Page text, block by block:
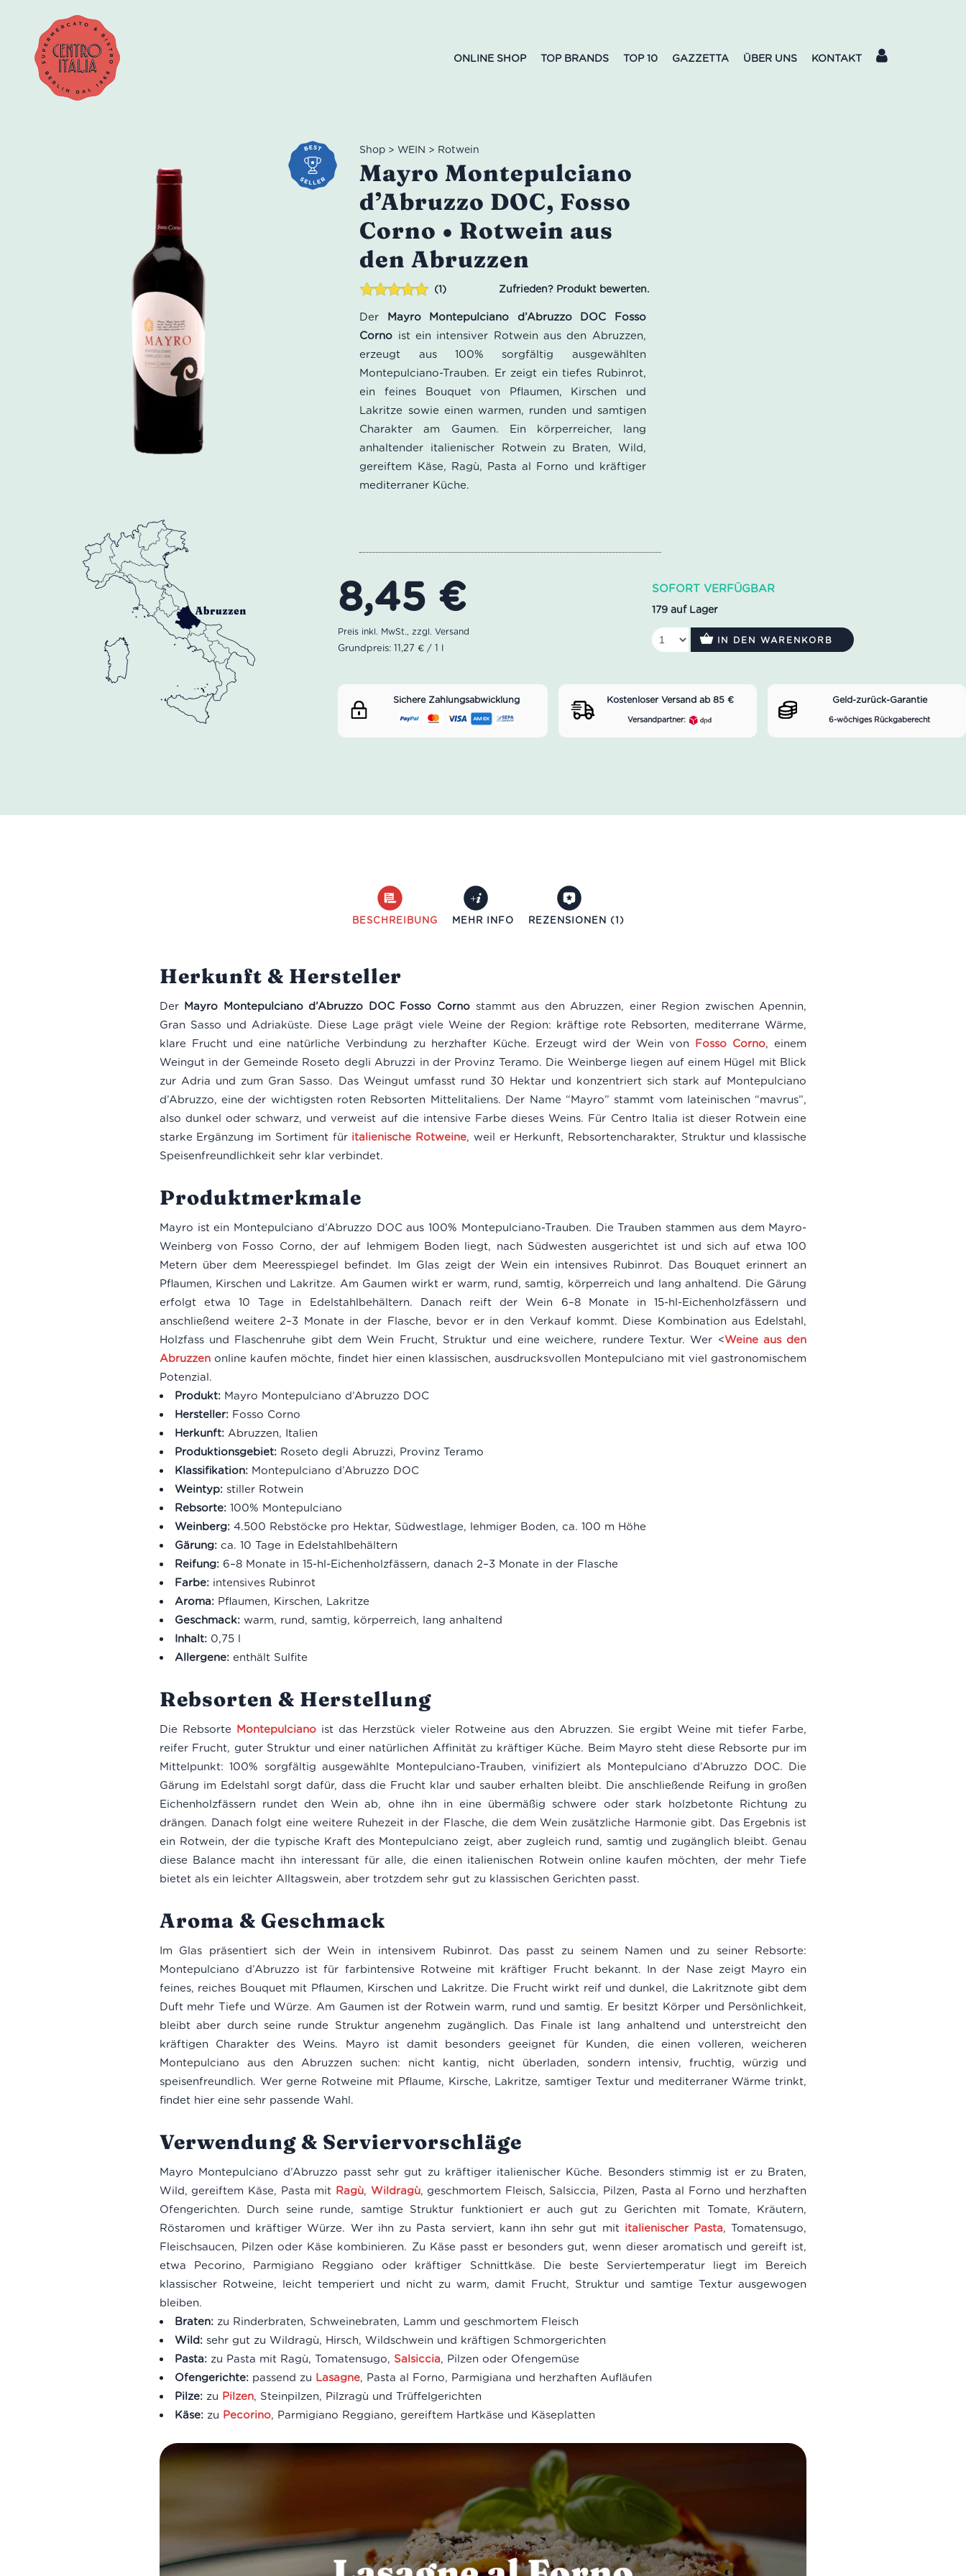
ONLINE SHOP TOP BRANDS TOP 10 GAZZETTA ÜBER UNS KONTAKT
Shop >WEIN > Rotwein
Mayro Montepulciano
d’Abruzzo DOC, Fosso
Corno • Rotwein aus
den Abruzzen
5.00
von 5,
basierend
Kundenbewertung
1
Der Mayro Montepulciano d’Abruzzo DOC Fosso
Corno ist ein intensiver Rotwein aus den Abruzzen,
erzeugt aus 100% sorgfältig ausgewählten
Montepulciano-Trauben. Er zeigt ein tiefes Rubinrot,
ein feines Bouquet von Pflaumen, Kirschen und
Lakritze sowie einen warmen, runden und samtigen
Charakter am Gaumen. Ein körperreicher, lang
anhaltender italienischer Rotwein zu Braten, Wild,
gereiftem Käse, Ragù, Pasta al Forno und kräftiger
mediterraner Küche.
8,45 €
Grundpreis: 11,27 € / 1 l
SOFORT VERFÜGBAR
179 auf Lager
IN DEN WARENKORB
Sichere Zahlungsabwicklung Kostenloser Versand ab 85 €
Versandpartner:
Geld-zurück-Garantie
6-wöchiges Rückgaberecht
BESCHREIBUNG MEHR INFO REZENSIONEN (1)
Herkunft & Hersteller
Der Mayro Montepulciano d’Abruzzo DOC Fosso Cornostammt aus den Abruzzen, einer Region zwischen Apennin,
Gran Sasso und Adriaküste. Diese Lage prägt viele Weine der Region: kräftige rote Rebsorten, mediterrane Wärme,
klare Frucht und eine natürliche Verbindung zu herzhafter Küche. Erzeugt wird der Wein von Fosso Corno, einem
Weingut in der Gemeinde Roseto degli Abruzzi in der Provinz Teramo. Die Weinberge liegen auf einem Hügel mit Blick
zur Adria und zum Gran Sasso. Das Weingut umfasst rund 30 Hektar und konzentriert sich stark auf Montepulciano
d’Abruzzo, eine der wichtigsten roten Rebsorten Mittelitaliens. Der Name “Mayro” stammt vom lateinischen “mavrus”,
also dunkel oder schwarz, und verweist auf die intensive Farbe dieses Weins. Für Centro Italia ist dieser Rotwein eine
starke Ergänzung im Sortiment für italienische Rotweine, weil er Herkunft, Rebsortencharakter, Struktur und klassische
Speisenfreundlichkeit sehr klar verbindet.
Produktmerkmale
Mayro ist ein Montepulciano d’Abruzzo DOC aus 100% Montepulciano-Trauben. Die Trauben stammen aus dem Mayro-
Weinberg von Fosso Corno, der auf lehmigem Boden liegt, nach Südwesten ausgerichtet ist und sich auf etwa 100
Metern über dem Meeresspiegel befindet. Im Glas zeigt der Wein ein intensives Rubinrot. Das Bouquet erinnert an
Pflaumen, Kirschen und Lakritze. Am Gaumen wirkt er warm, rund, samtig, körperreich und lang anhaltend. Die Gärung
erfolgt etwa 10 Tage in Edelstahlbehältern. Danach reift der Wein 6–8 Monate in 15-hl-Eichenholzfässern und
anschließend weitere 2–3 Monate in der Flasche, bevor er in den Verkauf kommt. Diese Kombination aus Edelstahl,
Holzfass und Flaschenruhe gibt dem Wein Frucht, Struktur und eine weichere, rundere Textur. Wer <Weine aus den
Abruzzenonline kaufen möchte, findet hier einen klassischen, ausdrucksvollen Montepulciano mit viel gastronomischem
Potenzial.
Produkt:Mayro Montepulciano d’Abruzzo DOC
Hersteller:Fosso Corno
Herkunft:Abruzzen, Italien
Produktionsgebiet:Roseto degli Abruzzi, Provinz Teramo
Klassifikation:Montepulciano d’Abruzzo DOC
Weintyp:stiller Rotwein
Rebsorte:100% Montepulciano
Weinberg:4.500 Rebstöcke pro Hektar, Südwestlage, lehmiger Boden, ca. 100 m Höhe
Gärung:ca. 10 Tage in Edelstahlbehältern
Reifung:6–8 Monate in 15-hl-Eichenholzfässern, danach 2–3 Monate in der Flasche
Farbe:intensives Rubinrot
Aroma:Pflaumen, Kirschen, Lakritze
Geschmack:warm, rund, samtig, körperreich, lang anhaltend
Inhalt:0,75 l
Allergene:enthält Sulfite
Rebsorten & Herstellung
Die Rebsorte Montepulcianoist das Herzstück vieler Rotweine aus den Abruzzen. Sie ergibt Weine mit tiefer Farbe,
reifer Frucht, guter Struktur und einer natürlichen Affinität zu kräftiger Küche. Beim Mayro steht diese Rebsorte pur im
Mittelpunkt: 100% sorgfältig ausgewählte Montepulciano-Trauben, vinifiziert als Montepulciano d’Abruzzo DOC. Die
Gärung im Edelstahl sorgt dafür, dass die Frucht klar und sauber erhalten bleibt. Die anschließende Reifung in großen
Eichenholzfässern rundet den Wein ab, ohne ihn in eine übermäßig schwere oder stark holzbetonte Richtung zu
drängen. Danach folgt eine weitere Ruhezeit in der Flasche, die dem Wein zusätzliche Harmonie gibt. Das Ergebnis ist
ein Rotwein, der die typische Kraft des Montepulciano zeigt, aber zugleich rund, samtig und zugänglich bleibt. Genau
diese Balance macht ihn interessant für alle, die einen italienischen Rotwein online kaufen möchten, der mehr Tiefe
bietet als ein leichter Alltagswein, aber trotzdem sehr gut zu klassischen Gerichten passt.
Aroma & Geschmack
Im Glas präsentiert sich der Wein in intensivem Rubinrot. Das passt zu seinem Namen und zu seiner Rebsorte:
Montepulciano d’Abruzzo ist für farbintensive Rotweine mit kräftiger Frucht bekannt. In der Nase zeigt Mayro ein
feines, reiches Bouquet mit Pflaumen, Kirschen und Lakritze. Die Frucht wirkt reif und dunkel, die Lakritznote gibt dem
Duft mehr Tiefe und Würze. Am Gaumen ist der Rotwein warm, rund und samtig. Er besitzt Körper und Persönlichkeit,
bleibt aber durch seine runde Struktur angenehm zugänglich. Das Finale ist lang anhaltend und unterstreicht den
kräftigen Charakter des Weins. Mayro ist damit besonders geeignet für Kunden, die einen volleren, weicheren
Montepulciano aus den Abruzzen suchen: nicht kantig, nicht überladen, sondern intensiv, fruchtig, würzig und
speisenfreundlich. Wer gerne Rotweine mit Pflaume, Kirsche, Lakritze, samtiger Textur und mediterraner Wärme trinkt,
findet hier eine sehr passende Wahl.
Verwendung & Serviervorschläge
Mayro Montepulciano d’Abruzzo passt sehr gut zu kräftiger italienischer Küche. Besonders stimmig ist er zu Braten,
Wild, gereiftem Käse, Pasta mit Ragù, Wildragù, geschmortem Fleisch, Salsiccia, Pilzen, Pasta al Forno und herzhaften
Ofengerichten. Durch seine runde, samtige Struktur funktioniert er auch gut zu Gerichten mit Tomate, Kräutern,
Röstaromen und kräftiger Würze. Wer ihn zu Pasta serviert, kann ihn sehr gut mit italienischer Pasta, Tomatensugo,
Fleischsaucen, Pilzen oder Käse kombinieren. Zu Käse passt er besonders gut, wenn dieser aromatisch und gereift ist,
etwa Pecorino, Parmigiano Reggiano oder kräftiger Schnittkäse. Die beste Serviertemperatur liegt im Bereich
klassischer Rotweine, leicht temperiert und nicht zu warm, damit Frucht, Struktur und samtige Textur ausgewogen
bleiben.
Braten:zu Rinderbraten, Schweinebraten, Lamm und geschmortem Fleisch
Wild:sehr gut zu Wildragù, Hirsch, Wildschwein und kräftigen Schmorgerichten
Pasta:zu Pasta mit Ragù, Tomatensugo, Salsiccia, Pilzen oder Ofengemüse
Ofengerichte:passend zu Lasagne, Pasta al Forno, Parmigiana und herzhaften Aufläufen
Pilze:zu Pilzen, Steinpilzen, Pilzragù und Trüffelgerichten
Käse:zu Pecorino, Parmigiano Reggiano, gereiftem Hartkäse und Käseplatten